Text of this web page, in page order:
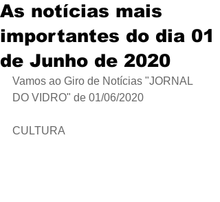
As notícias mais
importantes do dia 01
de Junho de 2020
Vamos ao Giro de Notícias "JORNAL
DO VIDRO" de 01/06/2020
CULTURA